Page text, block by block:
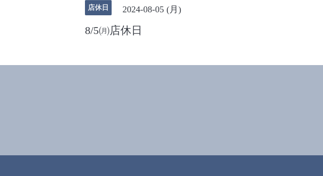
店休日 2024-08-05 (月)
8/5㈪店休日